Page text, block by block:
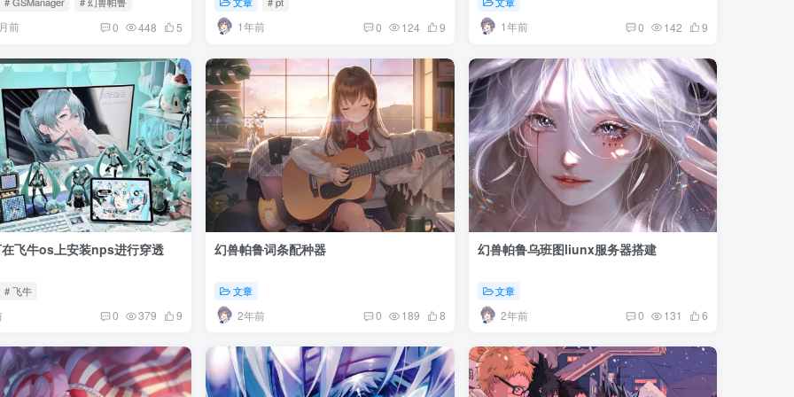
前 0 448 5 1年前 0 124 9 1年前 0 142 9
飞牛os上安装nps进行穿透
# 飞牛
0 379 9
幻兽帕鲁词条配种器
文章
2年前 0 189 8
幻兽帕鲁乌班图liunx服务器搭建
文章
2年前 0 131 6